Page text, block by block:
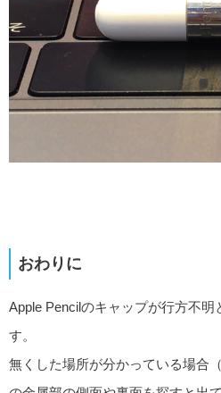
おわりに
Apple Pencilのキャップが行方不明
す。
無くした場所が分かっている場合